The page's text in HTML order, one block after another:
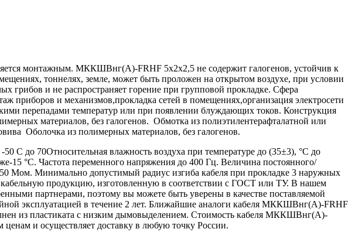
монтажным. МККШВнг(А)-FRHF 5х2х2,5 не содержит галогенов, устойчив к
тоннелях, земле, может быть проложен на открытом воздухе, при условии
грибов и не распространяет горение при групповой прокладке. Сфера
и механизмов,прокладка сетей в помещениях,организация электросети
перепадами температур или при появлении блуждающих токов. Конструкция
материалов, без галогенов. Обмотка из полиэтилентерафталатной или
Оболочка из полимерных материалов, без галогенов.
до 70Относительная влажность воздуха при температуре до (35±3), °С до
15 °C. Частота переменного напряжения до 400 Гц. Величина постоянного/
Мом. Минимально допустимый радиус изгиба кабеля при прокладке 3 наружных
продукцию, изготовленную в соответствии с ГОСТ или ТУ. В нашем
партнерами, поэтому вы можете быть уверены в качестве поставляемой
эксплуатацией в течение 2 лет. Ближайшие аналоги кабеля МККШВнг(А)-FRHF
из пластиката с низким дымовыделением. Стоимость кабеля МККШВнг(А)-
и осуществляет доставку в любую точку России.